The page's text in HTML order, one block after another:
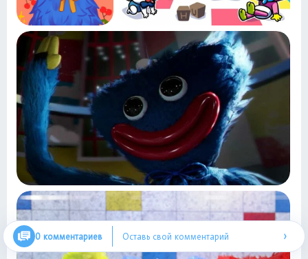
0 комментариев Оставь свой комментарий ›